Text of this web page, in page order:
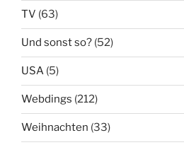
TV (63)
Und sonst so? (52)
USA (5)
Webdings (212)
Weihnachten (33)